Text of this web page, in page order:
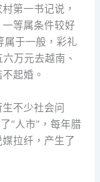
第一书记说，
一等属条件较好
属于一般，彩礼
万元去越南、
起婚。
不少社会问
“人市”，每年腊
拉纤，产生了